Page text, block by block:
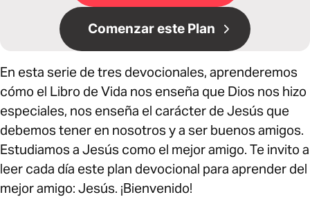
Comenzar este Plan
En esta serie de tres devocionales, aprenderemos
cómo el Libro de Vida nos enseña que Dios nos hizo
especiales, nos enseña el carácter de Jesús que
debemos tener en nosotros y a ser buenos amigos.
Estudiamos a Jesús como el mejor amigo. Te invito a
leer cada día este plan devocional para aprender del
mejor amigo: Jesús. ¡Bienvenido!